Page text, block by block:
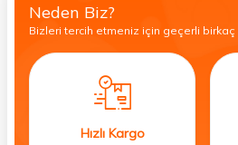
Neden Biz?
Bizleri tercih etmeniz için geçerli birkaç
Hızlı Kargo